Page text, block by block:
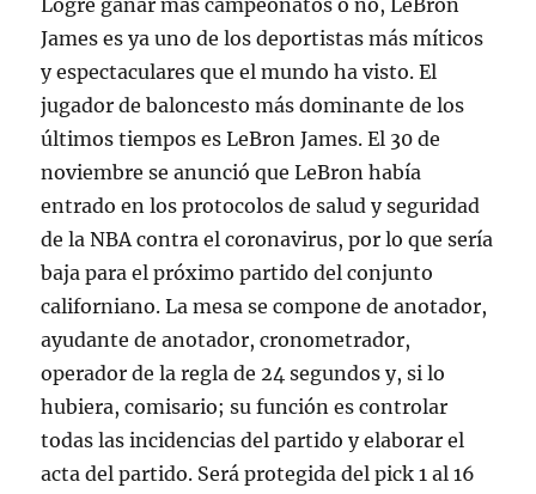
Logre ganar más campeonatos o no, LeBron
James es ya uno de los deportistas más míticos
y espectaculares que el mundo ha visto. El
jugador de baloncesto más dominante de los
últimos tiempos es LeBron James. El 30 de
noviembre se anunció que LeBron había
entrado en los protocolos de salud y seguridad
de la NBA contra el coronavirus, por lo que sería
baja para el próximo partido del conjunto
californiano. La mesa se compone de anotador,
ayudante de anotador, cronometrador,
operador de la regla de 24 segundos y, si lo
hubiera, comisario; su función es controlar
todas las incidencias del partido y elaborar el
acta del partido. Será protegida del pick 1 al 16